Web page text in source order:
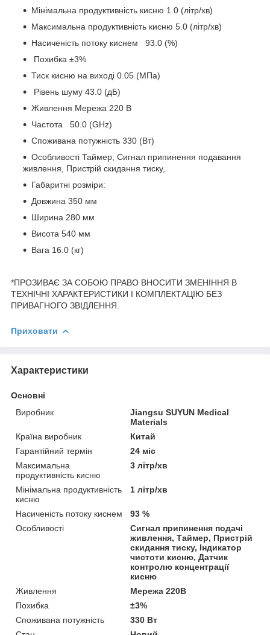
Мінімальна продуктивність кисню 1.0 (літр/хв)
Максимальна продуктивність кисню 5.0 (літр/хв)
Насиченість потоку киснем 93.0 (%)
Похибка ±3%
Тиск кисню на виході 0.05 (МПа)
Рівень шуму 43.0 (дБ)
Живлення Мережа 220 В
Частота 50.0 (GHz)
Споживана потужність 330 (Вт)
Особливості Таймер, Сигнал припинення подавання
живлення, Пристрій скидання тиску,
Габаритні розміри:
Довжина 350 мм
Ширина 280 мм
Висота 540 мм
Вага 16.0 (кг)
*ПРОЗИВАЄ ЗА СОБОЮ ПРАВО ВНОСИТИ ЗМЕНІННЯ В
ТЕХНІЧНІ ХАРАКТЕРИСТИКИ І КОМПЛЕКТАЦІЮ БЕЗ
ПРИВАГНОГО ЗВІДЛЕННЯ.
Приховати
Характеристики
Основні
Виробник
Jiangsu SUYUN Medical
Materials
Країна виробник
Китай
Гарантійний термін
24 міс
Максимальна
продуктивність кисню
3 літр/хв
Мінімальна продуктивність
кисню
1 літр/хв
Насиченість потоку киснем
93 %
Особливості
Сигнал припинення подачі
живлення, Таймер, Пристрій
скидання тиску, Індикатор
чистоти кисню, Датчик
контролю концентрації
кисню
Живлення
Мережа 220В
Похибка
±3%
Споживана потужність
330 Вт